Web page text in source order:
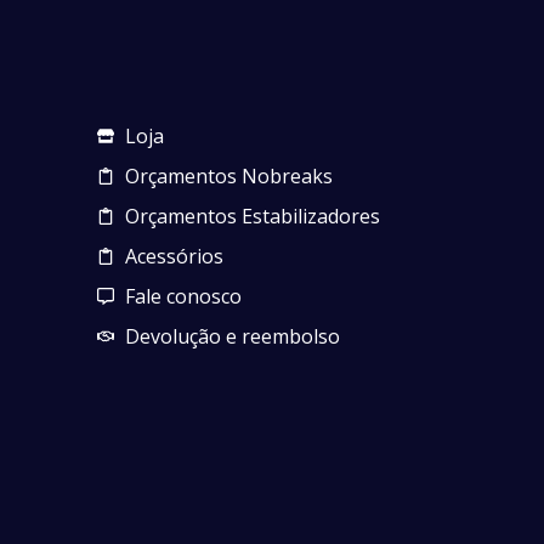
Loja
Orçamentos Nobreaks
Orçamentos Estabilizadores
Acessórios
Fale conosco
Devolução e reembolso